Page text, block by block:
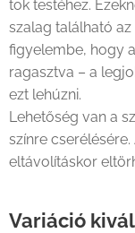
tok testéhez.
szalag található
figyelembe, hogy
ragasztva – a
ezt lehúzni.
Lehetőség van a
színre
eltávolításkor
Variáció